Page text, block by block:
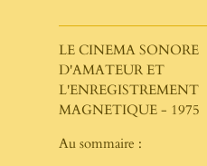
LE CINEMA SONORE
D'AMATEUR ET
L'ENREGISTREMENT
MAGNETIQUE - 1975
Au sommaire :